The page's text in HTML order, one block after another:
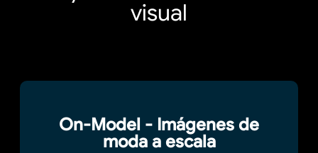
visual
On-Model - Imágenes de
moda a escala